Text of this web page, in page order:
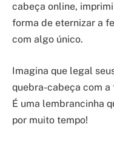
cabeça online,
forma de eternizar a
com algo único.
Imagina que legal
quebra-cabeça com a
É uma lembrancinha
por muito tempo!